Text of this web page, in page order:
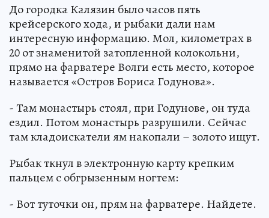
До городка Калязин было часов пять
крейсерского хода, и рыбаки дали нам
интересную информацию. Мол, километрах в
20 от знаменитой затопленной колокольни,
прямо на фарватере Волги есть место, которое
называется «Остров Бориса Годунова».
- Там монастырь стоял, при Годунове, он туда
ездил. Потом монастырь разрушили. Сейчас
там кладоискатели ям накопали – золото ищут.
Рыбак ткнул в электронную карту крепким
пальцем с обгрызенным ногтем:
- Вот туточки он, прям на фарватере. Найдете.